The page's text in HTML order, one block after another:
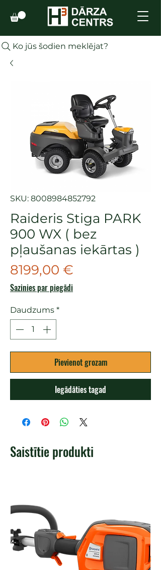
Ko jūs šodien meklējat?
SKU: 8008984852792
Raideris Stiga PARK
900 WX ( bez
pļaušanas iekārtas )
8199,00 €
Sazinies par piegādi
Daudzums *
Pievienot grozam
Iegādāties tagad
Saistītie produkti